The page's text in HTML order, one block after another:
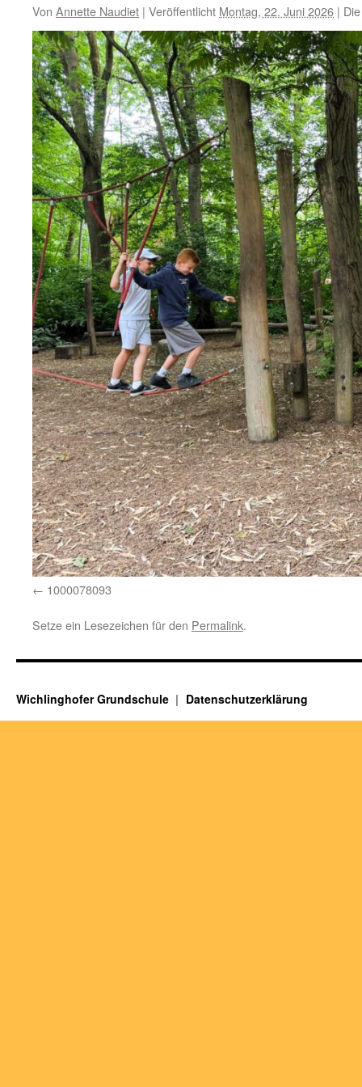
Von Annette Naudiet | Veröffentlicht Montag, 22. Juni 2026 |
1000078093
Setze ein Lesezeichen für den Permalink.
Wichlinghofer Grundschule Datenschutzerklärung